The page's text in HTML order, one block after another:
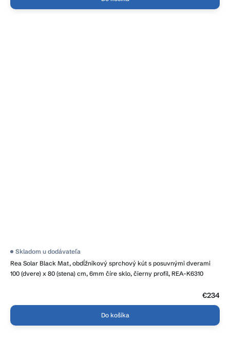
Rea Solar Black Mat, obdĺžnikový sprchový kút s posuvnými dverami
100 (dvere) x 80 (stena) cm, 6mm číre sklo, čierny profil, REA-K6310
Skladom u dodávateľa
€234
Do košíka